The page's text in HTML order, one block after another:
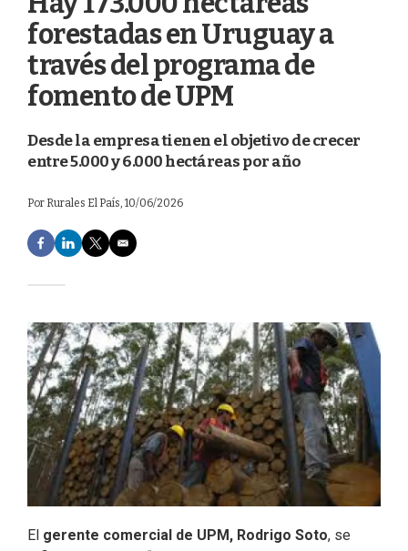
forestadas en Uruguay a
través del programa de
fomento de UPM
Desde la empresa tienen el objetivo de crecer
entre 5.000 y 6.000 hectáreas por año
Por Rurales El País, 10/06/2026
F
a
e
o
o
k
L
i
d
I
n
T
w
e
r
E
m
El gerente comercial de UPM, Rodrigo Soto, se